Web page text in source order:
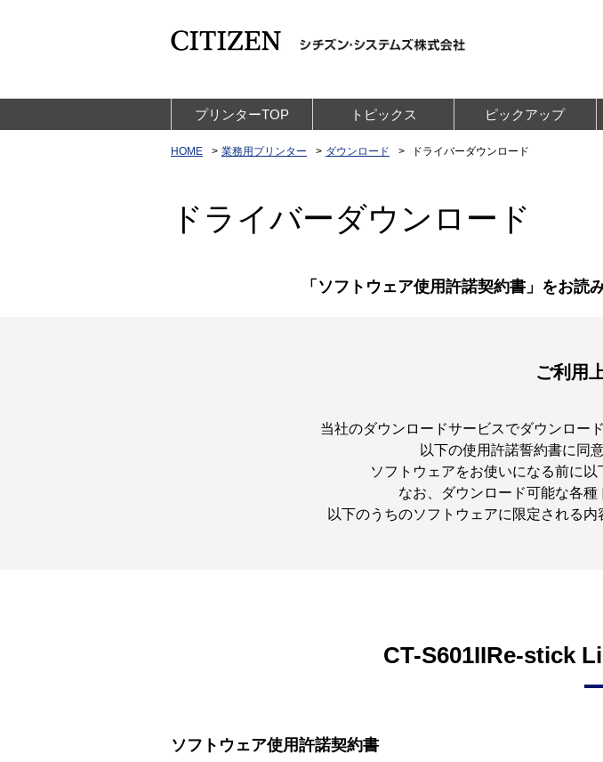
プリンターTOP トピックス ピックアップ
HOME 業務用プリンター ダウンロード ドライバーダウンロード
ドライバーダウンロード
「ソフトウェア使用許諾契約書」をお読
ご利用
当社のダウンロードサービスでダウンロー
以下の使用許諾誓約書に同
ソフトウェアをお使いになる前に以
なお、ダウンロード可能な各種
以下のうちのソフトウェアに限定される
CT-S601IIRe-stick
ソフトウェア使用許諾契約書